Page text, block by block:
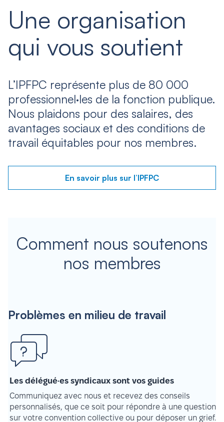
Une organisation
qui vous soutient
L’IPFPC représente plus de 80 000
professionnel·les de la fonction publique.
Nous plaidons pour des salaires, des
avantages sociaux et des conditions de
travail équitables pour nos membres.
En savoir plus sur l’IPFPC
Comment nous soutenons
nos membres
Problèmes en milieu de travail
Les délégué·es syndicaux sont vos guides
Communiquez avec nous et recevez des conseils
personnalisés, que ce soit pour répondre à une question
sur votre convention collective ou pour déposer un grief.